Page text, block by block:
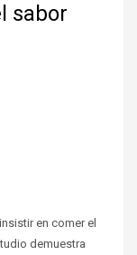
sabor
en comer el
demuestra